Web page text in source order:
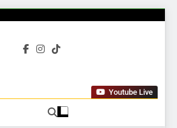
Gubuku
Youtube Live